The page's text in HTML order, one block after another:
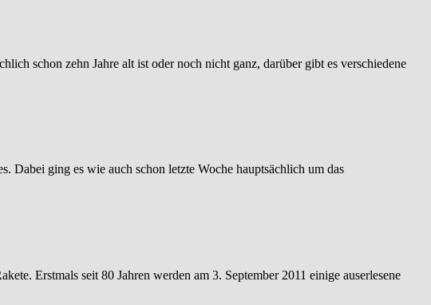
schon zehn Jahre alt ist oder noch nicht ganz, darüber gibt es verschiedene
Dabei ging es wie auch schon letzte Woche hauptsächlich um das
Erstmals seit 80 Jahren werden am 3. September 2011 einige auserlesene